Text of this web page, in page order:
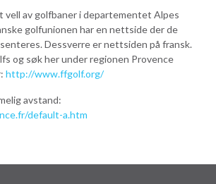
vell av golfbaner i departementet Alpes
golfunionen har en nettside der de
Dessverre er nettsiden på fransk.
og søk her under regionen Provence
http://www.ffgolf.org/
avstand:
default-a.htm